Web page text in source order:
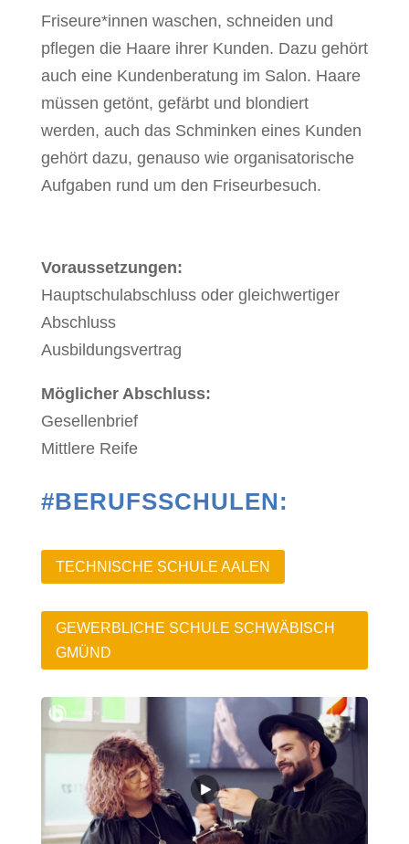
Friseure*innen waschen, schneiden und
pflegen die Haare ihrer Kunden. Dazu gehört
auch eine Kundenberatung im Salon. Haare
müssen getönt, gefärbt und blondiert
werden, auch das Schminken eines Kunden
gehört dazu, genauso wie organisatorische
Aufgaben rund um den Friseurbesuch.
Voraussetzungen:
Hauptschulabschluss oder gleichwertiger
Abschluss
Ausbildungsvertrag
Möglicher Abschluss:
Gesellenbrief
Mittlere Reife
#BERUFSSCHULEN:
TECHNISCHE SCHULE AALEN
GEWERBLICHE SCHULE SCHWÄBISCH
GMÜND